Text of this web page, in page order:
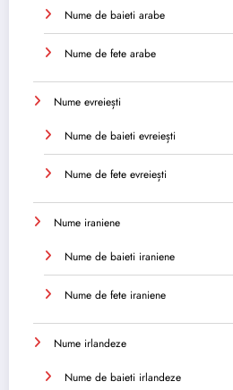
Nume de baieti arabe
Nume de fete arabe
Nume evreiești
Nume de baieti evreiești
Nume de fete evreiești
Nume iraniene
Nume de baieti iraniene
Nume de fete iraniene
Nume irlandeze
Nume de baieti irlandeze